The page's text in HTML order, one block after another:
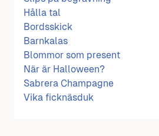
Hålla tal
Bordsskick
Barnkalas
Blommor som present
När är Halloween?
Sabrera Champagne
Vika ficknäsduk